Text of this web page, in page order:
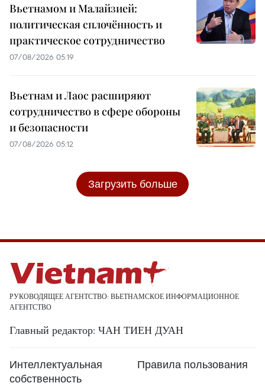
Вьетнамом и Малайзией:
политическая сплочённость и
практическое сотрудничество
07/08/2026 05:19
Вьетнам и Лаос расширяют
сотрудничество в сфере обороны
и безопасности
07/08/2026 05:12
Загрузить больше
РУКОВОДЯЩЕЕ АГЕНТСТВО: ВЬЕТНАМСКОЕ ИНФОРМАЦИОННОЕ
АГЕНТСТВО
Главный редактор: ЧАН ТИЕН ДУАН
Интеллектуальная
собственность
Правила пользования